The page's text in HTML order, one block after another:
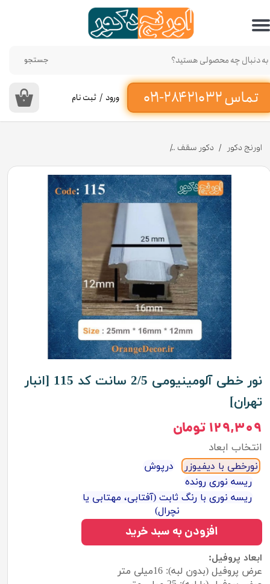
تماس ۳۲ ۲۱۰ ۲۸۴-۰۲۱‌
جستجو
۰ ورود / ثبت نام
حساب کاربری من
تغییر گذر واژه
سفارشات
خروج از حساب کاربری
اورنج دکور دکور سقف
نور خطی آلومینیومی 2/5 سانت کد 115 [انبار
تهران]
۱۲۹,۳۰۹ تومان
ابعاد پروفیل:
عرض پروفیل (بدون لبه): 16میلی متر
انتخاب ابعاد
نورخطی با دیفیوزر
درپوش
ریسه نوری رونده
ریسه نوری با رنگ ثابت (آفتابی، مهتابی یا
نچرال)
افزودن به سبد خرید